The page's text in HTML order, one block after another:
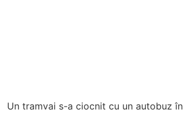
Un tramvai s-a ciocnit cu un autobuz